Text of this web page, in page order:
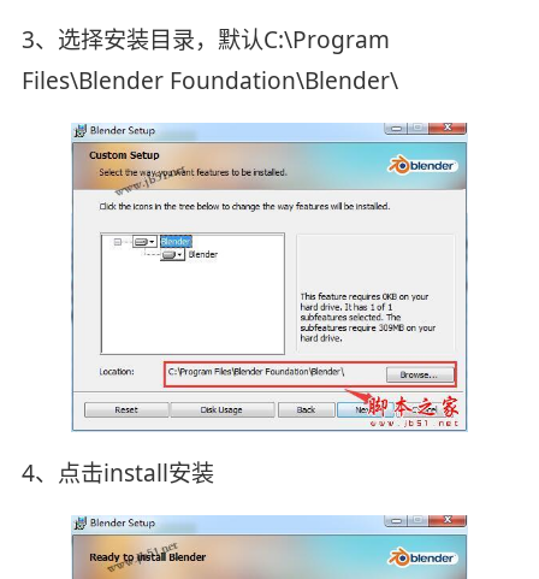
3、选择安装目录，默认C:\Program
Files\Blender Foundation\Blender\
4、点击install安装